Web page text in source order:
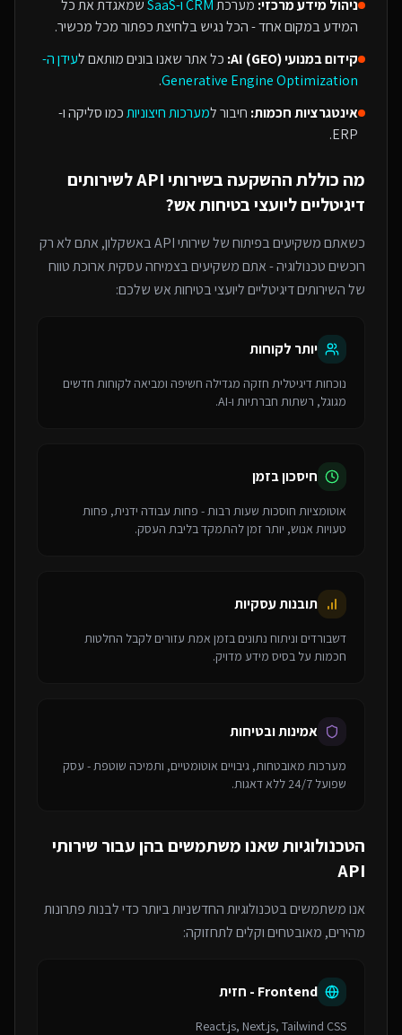
ניהול מידע מרכזי: מערכתCRM ו-SaaS
שמאגדת את כל
המידע במקום אחד - הכל נגיש בלחיצת כפתור מכל מכשיר.
קידום במנועי AI (GEO):
כל אתר שאנו בונים מותאם לעידן ה-
Generative Engine Optimization
.
אינטגרציות חכמות: חיבור למערכות חיצוניותכמו סליקה ו-
ERP.
מה כוללת ההשקעה בשירותי API לשירותים
דיגיטליים ליועצי בטיחות אש?
כשאתם משקיעים בפיתוח שלשירותי API באשקלון, אתם לא רק
רוכשים טכנולוגיה - אתם משקיעים בצמיחה עסקית ארוכת טווח
של השירותים דיגיטליים ליועצי בטיחות אש שלכם:
יותר לקוחות
נוכחות דיגיטלית חזקה מגדילה חשיפה ומביאה לקוחות חדשים
מגוגל, רשתות חברתיות ו-AI.
חיסכון בזמן
אוטומציות חוסכות שעות רבות - פחות עבודה ידנית, פחות
טעויות אנוש, יותר זמן להתמקד בליבת העסק.
תובנות עסקיות
דשבורדים וניתוח נתונים בזמן אמת עזורים לקבל החלטות
חכמות על בסיס מידע מדויק.
אמינות ובטיחות
מערכות מאובטחות, גיבויים אוטומטיים, ותמיכה שוטפת - עסק
שפועל 24/7 ללא דאגות.
הטכנולוגיות שאנו משתמשים בהן עבור שירותי
API
אנו משתמשים בטכנולוגיות החדשניות ביותר כדי לבנות פתרונות
מהירים, מאובטחים וקלים לתחזוקה:
Frontend - חזית
React.js, Next.js, Tailwind CSS